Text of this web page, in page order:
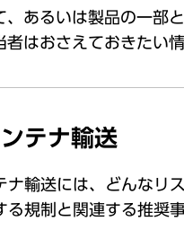
、あるいは製品の⼀部
はおさえておきたい
テナ輸送
ナ輸送には、どんなリ
規制と関連する推奨